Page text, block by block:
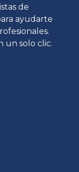
de
ayudarte
un solo clic.